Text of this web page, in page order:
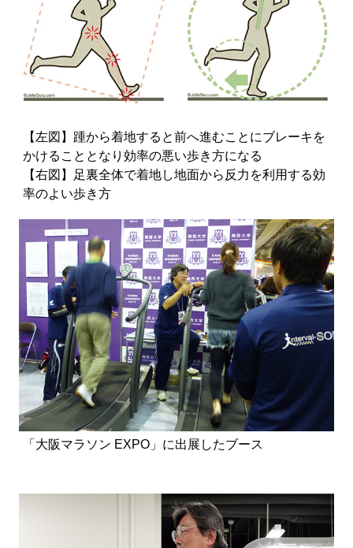
【左図】踵から着地すると前へ進むことにブレーキを
かけることとなり効率の悪い歩き方になる
【右図】足裏全体で着地し地面から反力を利用する効
率のよい歩き方
「大阪マラソン EXPO」に出展したブース